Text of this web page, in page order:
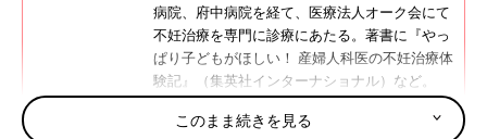
病院、府中病院を経て、医療法人オーク会にて
不妊治療を専門に診療にあたる。著書に『やっ
ぱり子どもがほしい！ 産婦人科医の不妊治療体
験記』（集英社インターナショナル）など。
https://www.oakclinic-group.com/
このまま続きを見る